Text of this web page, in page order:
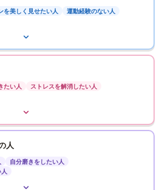
を美しく見せたい人 運動経験のない人
たい人 ストレスを解消したい人
人
自分磨きをしたい人